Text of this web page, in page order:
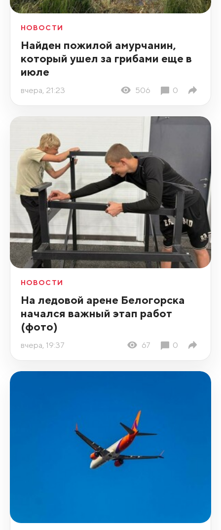
НОВОСТИ
Найден пожилой амурчанин,
который ушел за грибами еще в
июле
вчера, 21:23 506 0
НОВОСТИ
На ледовой арене Белогорска
начался важный этап работ
(фото)
вчера, 19:37 67 0